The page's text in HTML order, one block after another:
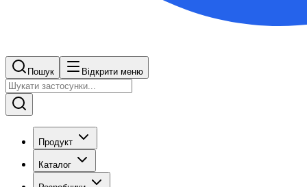
Пошук Відкрити меню
Продукт
Каталог